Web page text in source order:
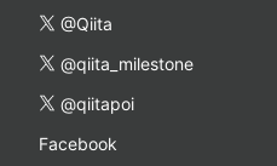
@Qiita
@qiita_milestone
@qiitapoi
Facebook